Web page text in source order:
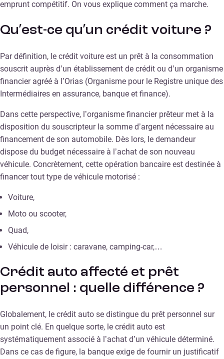
emprunt compétitif. On vous explique comment ça marche.
Qu’est-ce qu’un crédit voiture ?
Par définition, le crédit voiture est un prêt à la consommation
souscrit auprès d’un établissement de crédit ou d’un organisme
financier agréé à l’Orias (Organisme pour le Registre unique des
Intermédiaires en assurance, banque et finance).
Dans cette perspective, l’organisme financier prêteur met à la
disposition du souscripteur la somme d’argent nécessaire au
financement de son automobile. Dès lors, le demandeur
dispose du budget nécessaire à l’achat de son nouveau
véhicule. Concrètement, cette opération bancaire est destinée à
financer tout type de véhicule motorisé :
Voiture,
Moto ou scooter,
Quad,
Véhicule de loisir : caravane, camping-car,…
Crédit auto affecté et prêt
personnel : quelle différence ?
Globalement, le crédit auto se distingue du prêt personnel sur
un point clé. En quelque sorte, le crédit auto est
systématiquement associé à l’achat d’un véhicule déterminé.
Dans ce cas de figure, la banque exige de fournir un justificatif